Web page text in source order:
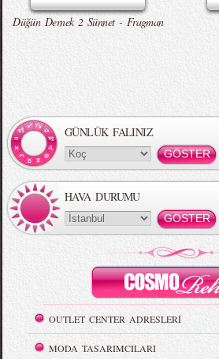
Düğün Dernek 2 Sünnet - Fragman
GÜNLÜK FALINIZ
HAVA DURUMU
OUTLET CENTER ADRESLERİ
MODA TASARIMCILARI